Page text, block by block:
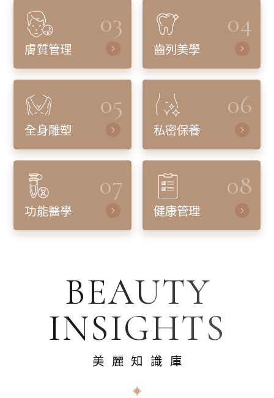
03
膚質管理
04
齒列美學
05
全身雕塑
06
私密保養
07
功能醫學
08
健康管理
BEAUTY
INSIGHTS
美麗知識庫